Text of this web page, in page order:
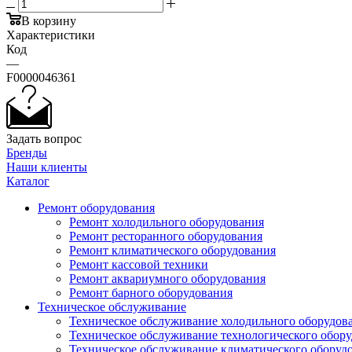
В корзину
Характеристики
Код
—
F0000046361
Задать вопрос
Бренды
Наши клиенты
Каталог
Ремонт оборудования
Ремонт холодильного оборудования
Ремонт ресторанного оборудования
Ремонт климатического оборудования
Ремонт кассовой техники
Ремонт аквариумного оборудования
Ремонт барного оборудования
Техническое обслуживание
Техническое обслуживание холодильного
Техническое обслуживание технологического
Техническое обслуживание климатического